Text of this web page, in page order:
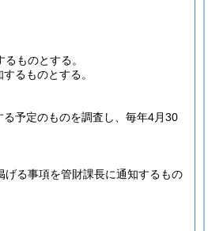
ものとする。
るものとする。
予定のものを調査し、毎年4月30
る事項を管財課長に通知するもの